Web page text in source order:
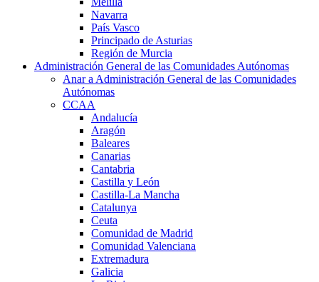
Navarra
País Vasco
Principado de Asturias
Región de Murcia
Administración General de las Comunidades Autónomas
Anar a Administración General de las Comunidades
Autónomas
CCAA
Andalucía
Aragón
Baleares
Canarias
Cantabria
Castilla y León
Castilla-La Mancha
Catalunya
Ceuta
Comunidad de Madrid
Comunidad Valenciana
Extremadura
Galicia